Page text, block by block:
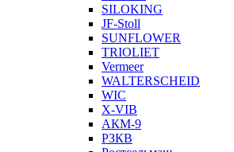
SILOKING
JF-Stoll
SUNFLOWER
TRIOLIET
Vermeer
WALTERSCHEID
WIC
X-VIB
АКМ-9
РЗКВ